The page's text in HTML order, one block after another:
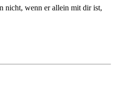
nicht, wenn er allein mit dir ist,